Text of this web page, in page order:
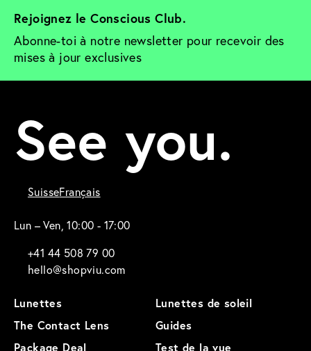
Rejoignez le Conscious Club.
Abonne-toi à notre newsletter pour recevoir des
mises à jour exclusives
See you.
SuisseFrançais
Lun – Ven, 10:00 - 17:00
+41 44 508 79 00
hello@shopviu.com
Lunettes
Lunettes de soleil
The Contact Lens
Guides
Package Deal
Test de la vue